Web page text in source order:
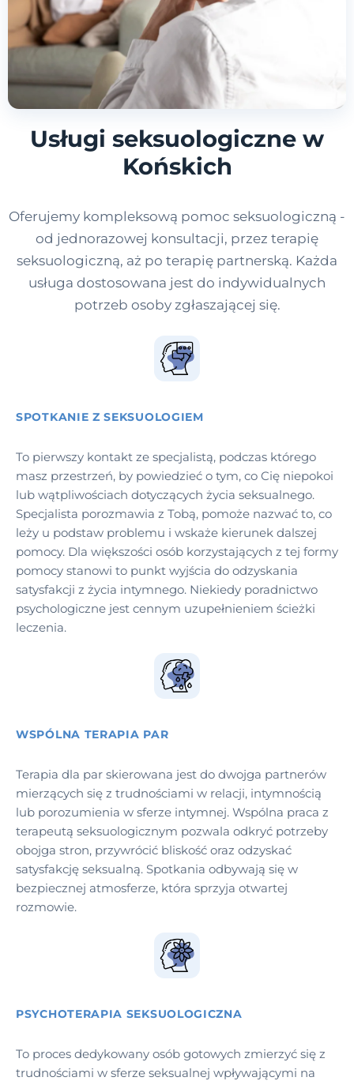
Usługi seksuologiczne w
Końskich
Oferujemy kompleksową pomoc seksuologiczną -
od jednorazowej konsultacji, przez terapię
seksuologiczną, aż po terapię partnerską. Każda
usługa dostosowana jest do indywidualnych
potrzeb osoby zgłaszającej się.
SPOTKANIE Z SEKSUOLOGIEM
To pierwszy kontakt ze specjalistą, podczas którego
masz przestrzeń, by powiedzieć o tym, co Cię niepokoi
lub wątpliwościach dotyczących życia seksualnego.
Specjalista porozmawia z Tobą, pomoże nazwać to, co
leży u podstaw problemu i wskaże kierunek dalszej
pomocy. Dla większości osób korzystających z tej formy
pomocy stanowi to punkt wyjścia do odzyskania
satysfakcji z życia intymnego. Niekiedy poradnictwo
psychologiczne jest cennym uzupełnieniem ścieżki
leczenia.
WSPÓLNA TERAPIA PAR
Terapia dla par skierowana jest do dwojga partnerów
mierzących się z trudnościami w relacji, intymnością
lub porozumienia w sferze intymnej. Wspólna praca z
terapeutą seksuologicznym pozwala odkryć potrzeby
obojga stron, przywrócić bliskość oraz odzyskać
satysfakcję seksualną. Spotkania odbywają się w
bezpiecznej atmosferze, która sprzyja otwartej
rozmowie.
PSYCHOTERAPIA SEKSUOLOGICZNA
To proces dedykowany osób gotowych zmierzyć się z
trudnościami w sferze seksualnej wpływającymi na